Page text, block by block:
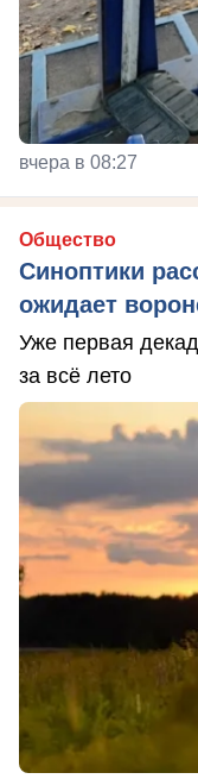
вчера в 08:27
Общество
Синоптики
ожидает
Уже первая
за всё лето